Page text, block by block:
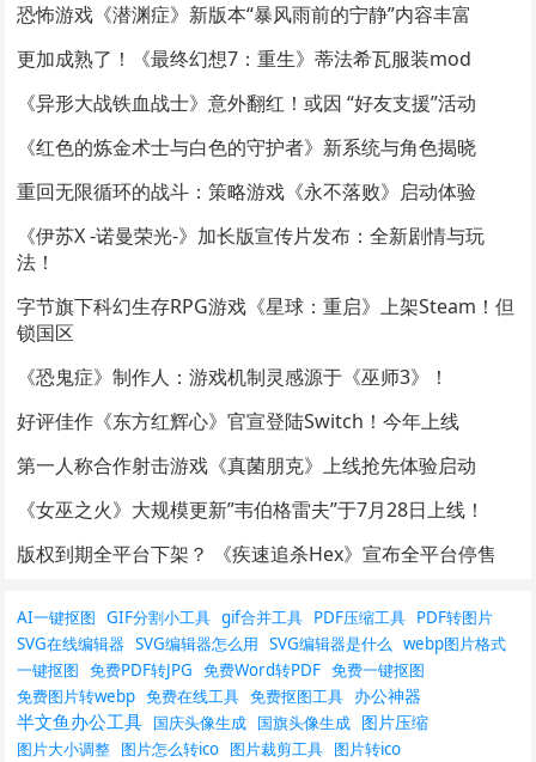
恐怖游戏《潜渊症》新版本“暴风雨前的宁静”内容丰富
更加成熟了！《最终幻想7：重生》蒂法希瓦服装mod
《异形大战铁血战士》意外翻红！或因 “好友支援”活动
《红色的炼金术士与白色的守护者》新系统与角色揭晓
重回无限循环的战斗：策略游戏《永不落败》启动体验
《伊苏X -诺曼荣光-》加长版宣传片发布：全新剧情与玩
法！
字节旗下科幻生存RPG游戏《星球：重启》上架Steam！但
锁国区
《恐鬼症》制作人：游戏机制灵感源于《巫师3》！
好评佳作《东方红辉心》官宣登陆Switch！今年上线
第一人称合作射击游戏《真菌朋克》上线抢先体验启动
《女巫之火》大规模更新”韦伯格雷夫”于7月28日上线！
版权到期全平台下架？ 《疾速追杀Hex》宣布全平台停售
AI一键抠图 GIF分割小工具 gif合并工具 PDF压缩工具 PDF转图片
SVG在线编辑器 SVG编辑器怎么用 SVG编辑器是什么 webp图片格式
一键抠图 免费PDF转JPG 免费Word转PDF 免费一键抠图
免费图片转webp 免费在线工具 免费抠图工具 办公神器
半文鱼办公工具 国庆头像生成 国旗头像生成 图片压缩
图片大小调整 图片怎么转ico 图片裁剪工具 图片转ico